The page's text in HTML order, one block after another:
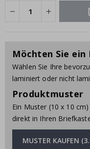
Möchten Sie ein
Wählen Sie Ihre
laminiert oder nicht
Produktmuster
Ein Muster (10 x 10
direkt in Ihren
MUSTER KAUFEN